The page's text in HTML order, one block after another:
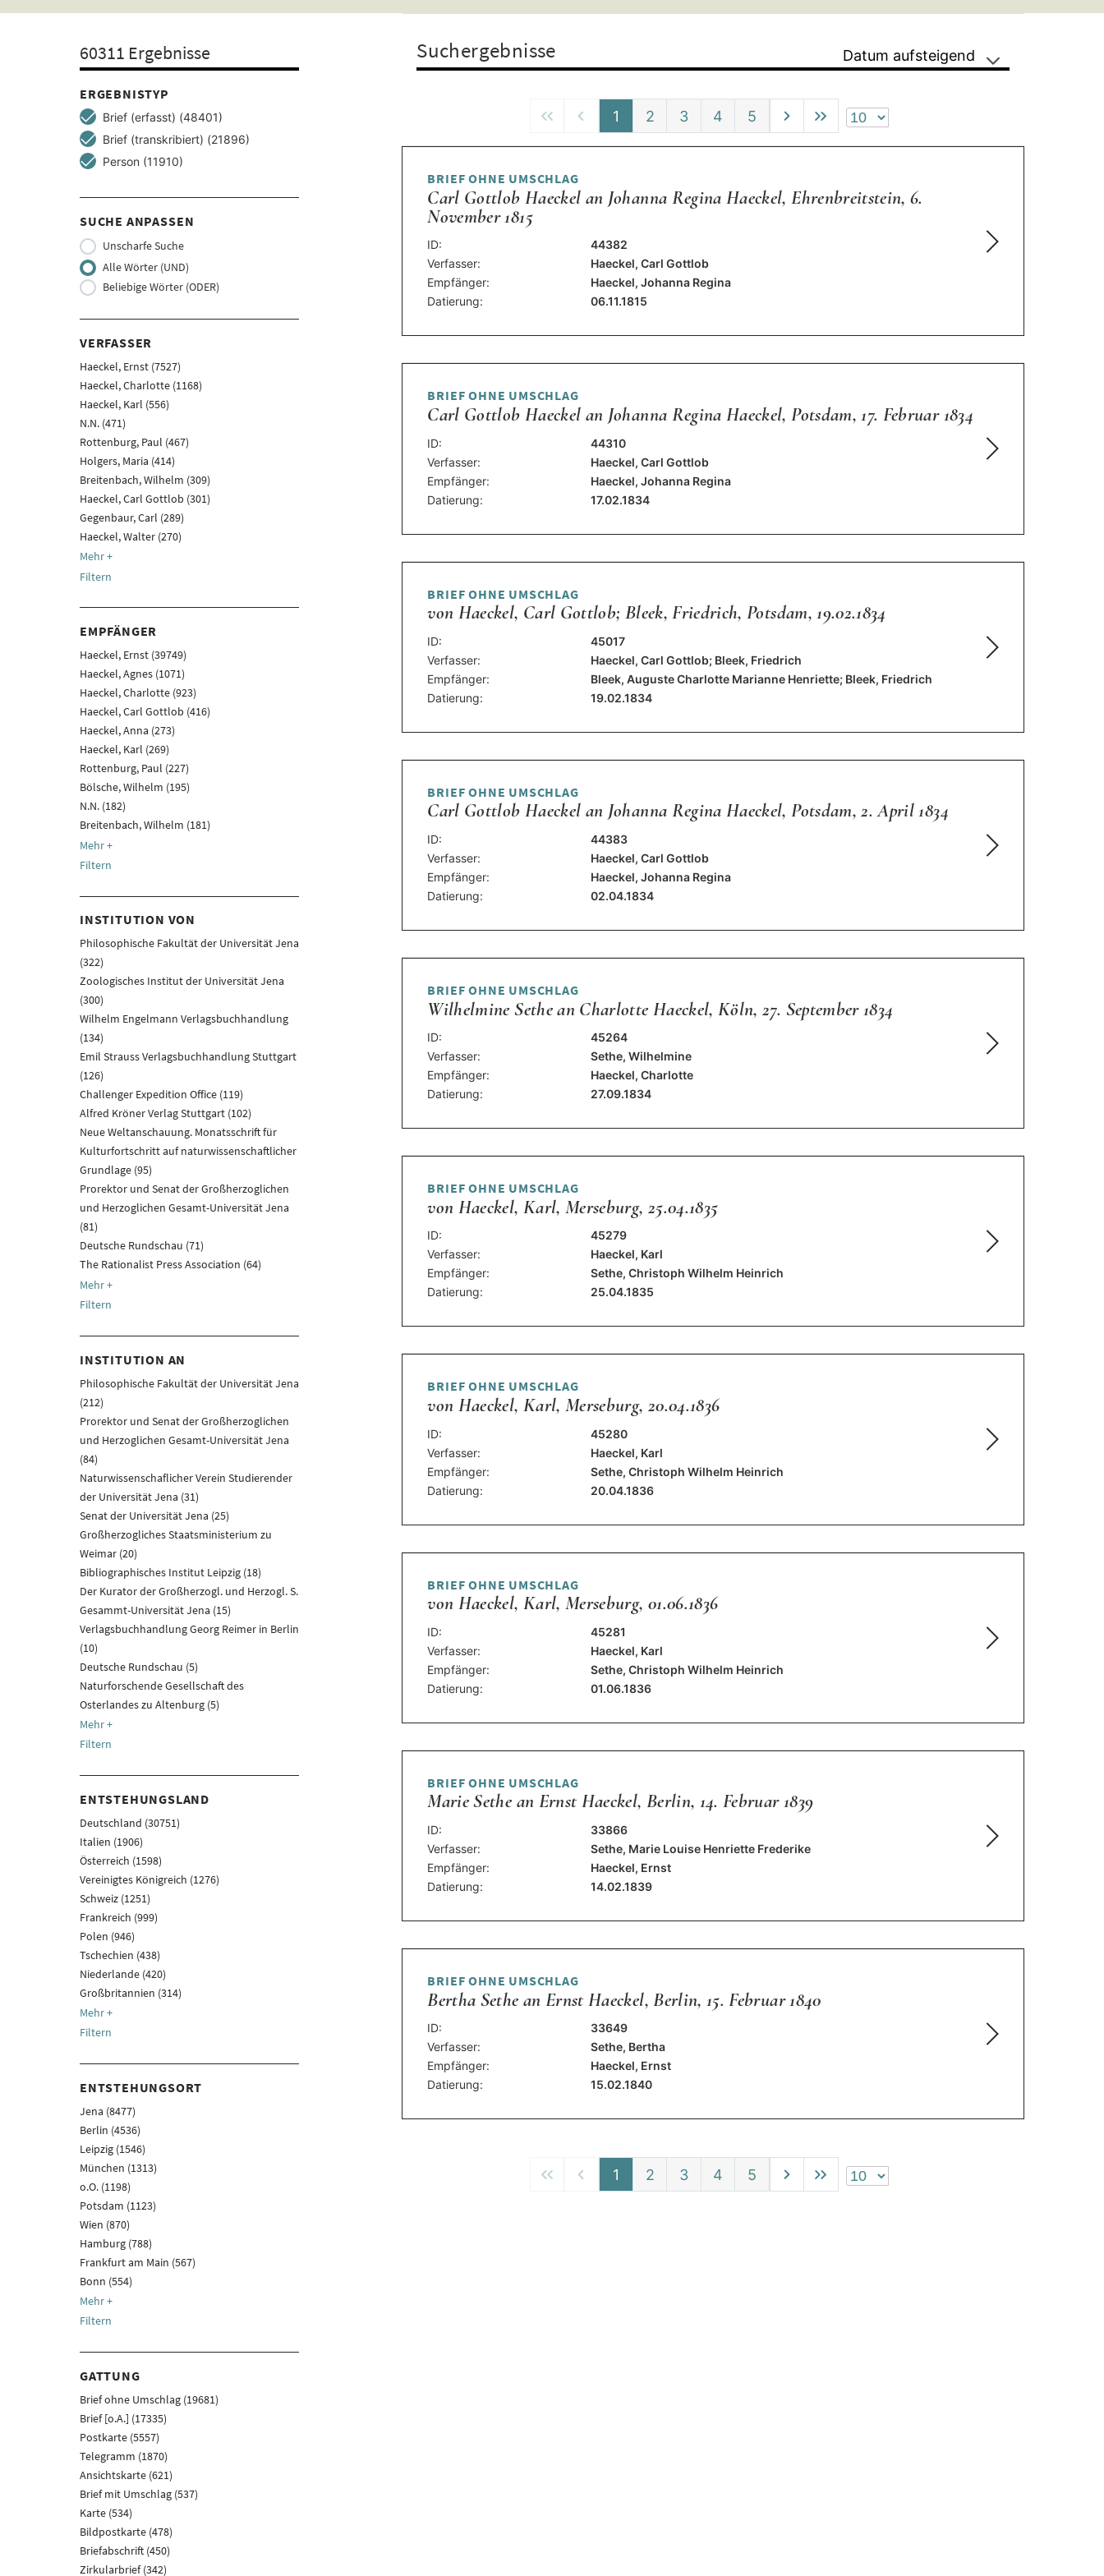
60311 Ergebnisse
ERGEBNISTYP
Brief (erfasst) (48401)
Brief (transkribiert) (21896)
Person (11910)
SUCHE ANPASSEN
Unscharfe Suche
Alle Wörter (UND)
Beliebige Wörter (ODER)
VERFASSER
Haeckel, Ernst (7527)
Haeckel, Charlotte (1168)
Haeckel, Karl (556)
N.N. (471)
Rottenburg, Paul (467)
Holgers, Maria (414)
Breitenbach, Wilhelm (309)
Haeckel, Carl Gottlob (301)
Gegenbaur, Carl (289)
Haeckel, Walter (270)
Filtern
EMPFÄNGER
Haeckel, Ernst (39749)
Haeckel, Agnes (1071)
Haeckel, Charlotte (923)
Haeckel, Carl Gottlob (416)
Haeckel, Anna (273)
Haeckel, Karl (269)
Rottenburg, Paul (227)
Bölsche, Wilhelm (195)
N.N. (182)
Breitenbach, Wilhelm (181)
Filtern
INSTITUTION VON
Philosophische Fakultät der Universität Jena
(322)
Zoologisches Institut der Universität Jena
(300)
Wilhelm Engelmann Verlagsbuchhandlung
(134)
Emil Strauss Verlagsbuchhandlung Stuttgart
(126)
Challenger Expedition Office (119)
Alfred Kröner Verlag Stuttgart (102)
Neue Weltanschauung. Monatsschrift für
Kulturfortschritt auf naturwissenschaftlicher
Grundlage (95)
Prorektor und Senat der Großherzoglichen
und Herzoglichen Gesamt-Universität Jena
(81)
Deutsche Rundschau (71)
The Rationalist Press Association (64)
Filtern
INSTITUTION AN
Philosophische Fakultät der Universität Jena
(212)
Prorektor und Senat der Großherzoglichen
und Herzoglichen Gesamt-Universität Jena
(84)
Naturwissenschaflicher Verein Studierender
der Universität Jena (31)
Senat der Universität Jena (25)
Großherzogliches Staatsministerium zu
Weimar (20)
Bibliographisches Institut Leipzig (18)
Der Kurator der Großherzogl. und Herzogl. S.
Gesammt-Universität Jena (15)
Verlagsbuchhandlung Georg Reimer in Berlin
(10)
Deutsche Rundschau (5)
Naturforschende Gesellschaft des
Osterlandes zu Altenburg (5)
Filtern
ENTSTEHUNGSLAND
Deutschland (30751)
Italien (1906)
Österreich (1598)
Vereinigtes Königreich (1276)
Schweiz (1251)
Frankreich (999)
Polen (946)
Tschechien (438)
Niederlande (420)
Großbritannien (314)
Filtern
ENTSTEHUNGSORT
Jena (8477)
Berlin (4536)
Leipzig (1546)
München (1313)
o.O. (1198)
Potsdam (1123)
Wien (870)
Hamburg (788)
Frankfurt am Main (567)
Bonn (554)
Filtern
GATTUNG
Brief ohne Umschlag (19681)
Brief [o.A.] (17335)
Postkarte (5557)
Telegramm (1870)
Ansichtskarte (621)
Brief mit Umschlag (537)
Karte (534)
Bildpostkarte (478)
Briefabschrift (450)
Zirkularbrief (342)
Suchergebnisse Datum aufsteigend
1 2 3 4 5
BRIEF OHNE UMSCHLAG
Carl Gottlob Haeckel an Johanna Regina Haeckel, Ehrenbreitstein, 6.
November 1815
ID:
44382
Verfasser:
Haeckel, Carl Gottlob
Empfänger:
Haeckel, Johanna Regina
Datierung:
06.11.1815
BRIEF OHNE UMSCHLAG
Carl Gottlob Haeckel an Johanna Regina Haeckel, Potsdam, 17. Februar 1834
ID:
44310
Verfasser:
Haeckel, Carl Gottlob
Empfänger:
Haeckel, Johanna Regina
Datierung:
17.02.1834
BRIEF OHNE UMSCHLAG
von Haeckel, Carl Gottlob; Bleek, Friedrich, Potsdam, 19.02.1834
ID:
45017
Verfasser:
Haeckel, Carl Gottlob; Bleek, Friedrich
Empfänger:
Bleek, Auguste Charlotte Marianne Henriette; Bleek, Friedrich
Datierung:
19.02.1834
BRIEF OHNE UMSCHLAG
Carl Gottlob Haeckel an Johanna Regina Haeckel, Potsdam, 2. April 1834
ID:
44383
Verfasser:
Haeckel, Carl Gottlob
Empfänger:
Haeckel, Johanna Regina
Datierung:
02.04.1834
BRIEF OHNE UMSCHLAG
Wilhelmine Sethe an Charlotte Haeckel, Köln, 27. September 1834
ID:
45264
Verfasser:
Sethe, Wilhelmine
Empfänger:
Haeckel, Charlotte
Datierung:
27.09.1834
BRIEF OHNE UMSCHLAG
von Haeckel, Karl, Merseburg, 25.04.1835
ID:
45279
Verfasser:
Haeckel, Karl
Empfänger:
Sethe, Christoph Wilhelm Heinrich
Datierung:
25.04.1835
BRIEF OHNE UMSCHLAG
von Haeckel, Karl, Merseburg, 20.04.1836
ID:
45280
Verfasser:
Haeckel, Karl
Empfänger:
Sethe, Christoph Wilhelm Heinrich
Datierung:
20.04.1836
BRIEF OHNE UMSCHLAG
von Haeckel, Karl, Merseburg, 01.06.1836
ID:
45281
Verfasser:
Haeckel, Karl
Empfänger:
Sethe, Christoph Wilhelm Heinrich
Datierung:
01.06.1836
BRIEF OHNE UMSCHLAG
Marie Sethe an Ernst Haeckel, Berlin, 14. Februar 1839
ID:
33866
Verfasser:
Sethe, Marie Louise Henriette Frederike
Empfänger:
Haeckel, Ernst
Datierung:
14.02.1839
BRIEF OHNE UMSCHLAG
Bertha Sethe an Ernst Haeckel, Berlin, 15. Februar 1840
ID:
33649
Verfasser:
Sethe, Bertha
Empfänger:
Haeckel, Ernst
Datierung:
15.02.1840
1 2 3 4 5